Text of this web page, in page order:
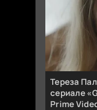
Тереза
сериале
Prime